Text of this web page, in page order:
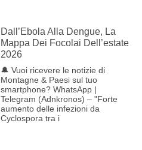
Dall’Ebola Alla Dengue, La
Mappa Dei Focolai Dell’estate
2026
🔔 Vuoi ricevere le notizie di
Montagne & Paesi sul tuo
smartphone? WhatsApp |
Telegram (Adnkronos) – "Forte
aumento delle infezioni da
Cyclospora tra i